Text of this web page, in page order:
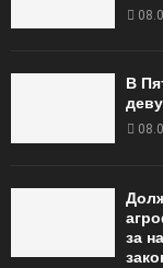
В
за